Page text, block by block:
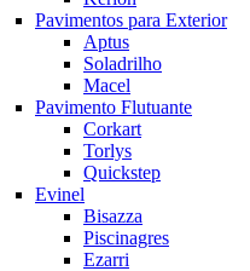
Pavimentos para Exterior
Aptus
Soladrilho
Macel
Pavimento Flutuante
Corkart
Torlys
Quickstep
Evinel
Bisazza
Piscinagres
Ezarri